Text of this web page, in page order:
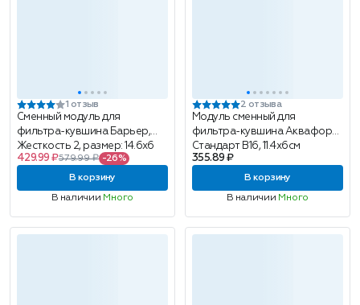
1 отзыв
Сменный модуль для
фильтра-кувшина Барьер,
Жесткость 2, размер: 14.6х6
см
429.99 ₽579.99 ₽ -26%
В корзину
В наличии Много
2 отзыва
Модуль сменный для
фильтра-кувшина Аквафор
Стандарт B16, 11.4х6см
355.89 ₽
В корзину
В наличии Много